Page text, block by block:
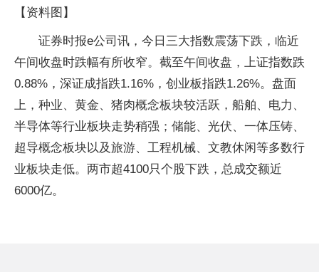
【资料图】
证券时报e公司讯，今日三大指数震荡下跌，临近
午间收盘时跌幅有所收窄。截至午间收盘，上证指数跌
0.88%，深证成指跌1.16%，创业板指跌1.26%。盘面
上，种业、黄金、猪肉概念板块较活跃，船舶、电力、
半导体等行业板块走势稍强；储能、光伏、一体压铸、
超导概念板块以及旅游、工程机械、文教休闲等多数行
业板块走低。两市超4100只个股下跌，总成交额近
6000亿。